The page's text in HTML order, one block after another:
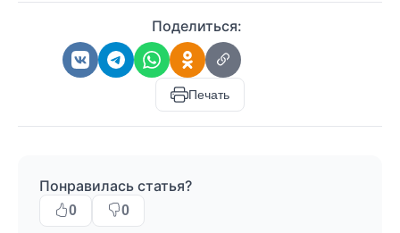
Поделиться:
Печать
Понравилась статья?
0 0